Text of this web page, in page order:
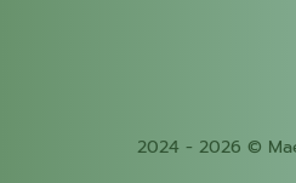
2024 - 2026 ©